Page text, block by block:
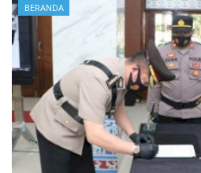
BERANDA